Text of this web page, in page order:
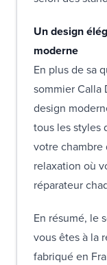
Un design
moderne
En plus de sa
sommier Calla
design
tous les styles
votre
relaxation où
réparateur
En résumé, le
vous êtes à la
fabriqué en